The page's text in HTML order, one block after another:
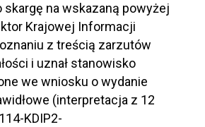
na wskazaną powyżej
Krajowej Informacji
z treścią zarzutów
i uznał stanowisko
we wniosku o wydanie
(interpretacja z 12
KDIP2-